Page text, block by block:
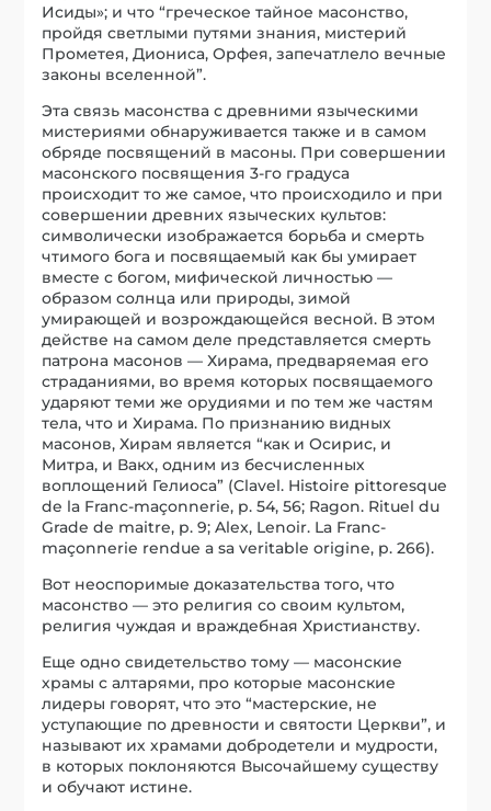
Исиды»; и что “греческое тайное масонство,
пройдя светлыми путями знания, мистерий
Прометея, Диониса, Орфея, запечатлело вечные
законы вселенной”.
Эта связь масонства с древними языческими
мистериями обнаруживается также и в самом
обряде посвящений в масоны. При совершении
масонского посвящения 3-го градуса
происходит то же самое, что происходило и при
совершении древних языческих культов:
символически изображается борьба и смерть
чтимого бога и посвящаемый как бы умирает
вместе с богом, мифической личностью —
образом солнца или природы, зимой
умирающей и возрождающейся весной. В этом
действе на самом деле представляется смерть
патрона масонов — Хирама, предваряемая его
страданиями, во время которых посвящаемого
ударяют теми же орудиями и по тем же частям
тела, что и Хирама. По признанию видных
масонов, Хирам является “как и Осирис, и
Митра, и Вакх, одним из бесчисленных
воплощений Гелиоса” (Clavel. Histoire pittoresque
de la Franc-maçonnerie, p. 54, 56; Ragon. Rituel du
Grade de maitre, p. 9; Alex, Lenoir. La Franc-
maçonnerie rendue a sa veritable origine, p. 266).
Вот неоспоримые доказательства того, что
масонство — это религия со своим культом,
религия чуждая и враждебная Христианству.
Еще одно свидетельство тому — масонские
храмы с алтарями, про которые масонские
лидеры говорят, что это “мастерские, не
уступающие по древности и святости Церкви”, и
называют их храмами добродетели и мудрости,
в которых поклоняются Высочайшему существу
и обучают истине.